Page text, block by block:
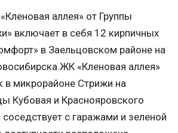
аллея» от Группы
включает в себя 12 кирпичных
в Заельцовском районе на
«Кленовая аллея»
в микрорайоне Стрижи на
Кубовая и Краснояровского
с гаражами и зеленой